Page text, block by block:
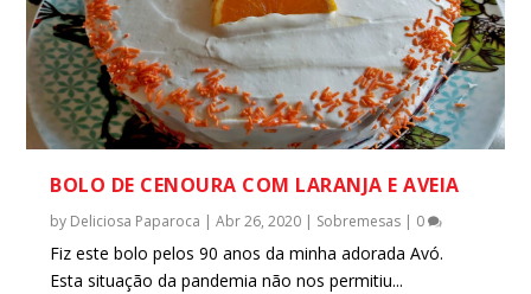
BOLO DE CENOURA COM LARANJA E AVEIA
by Deliciosa Paparoca |Abr 26, 2020 | Sobremesas | 0
Fiz este bolo pelos 90 anos da minha adorada Avó.
Esta situação da pandemia não nos permitiu...